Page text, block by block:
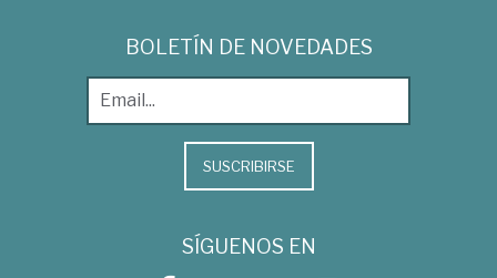
BOLETÍN DE NOVEDADES
SUSCRIBIRSE
SÍGUENOS EN